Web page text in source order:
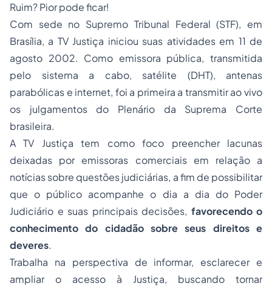
Ruim? Pior pode ficar!
Com sede no Supremo Tribunal Federal (STF), em
Brasília, a TV Justiça iniciou suas atividades em 11 de
agosto 2002. Como emissora pública, transmitida
pelo sistema a cabo, satélite (DHT), antenas
parabólicas e internet, foi a primeira a transmitir ao vivo
os julgamentos do Plenário da Suprema Corte
brasileira.
A TV Justiça tem como foco preencher lacunas
deixadas por emissoras comerciais em relação a
notícias sobre questões judiciárias, a fim de possibilitar
que o público acompanhe o dia a dia do Poder
Judiciário e suas principais decisões, favorecendo o
conhecimento do cidadão sobre seus direitos e
deveres.
Trabalha na perspectiva de informar, esclarecer e
ampliar o acesso à Justiça, buscando tornar